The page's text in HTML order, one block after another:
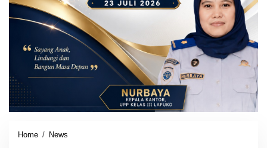
Home / News